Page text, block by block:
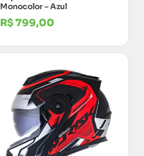
Monocolor – Azul
R$799,00